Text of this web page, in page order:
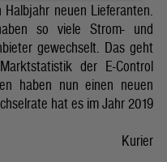
neuen Lieferanten.
so viele Strom- und
gewechselt. Das geht
der E-Control
haben nun einen neuen
hat es im Jahr 2019
Kurier